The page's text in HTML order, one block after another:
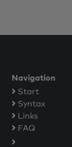
Navigation
Start
Syntax
Links
FAQ